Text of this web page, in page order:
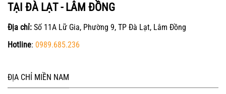
TẠI ĐÀ LẠT - LÂM ĐỒNG
Địa chỉ: Số 11A Lữ Gia, Phường 9, TP Đà Lạt, Lâm Đồng
Hotline: 0989.685.236
ĐỊA CHỈ MIỀN NAM